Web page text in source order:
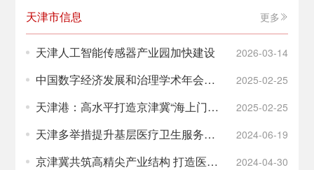
天津市信息 更多
天津人工智能传感器产业园加快建设 2026-03-14
中国数字经济发展和治理学术年会在
2025-02-25
天津港：高水平打造京津冀“海上门
2025-02-25
天津多举措提升基层医疗卫生服务能
2024-06-19
京津冀共筑高精尖产业结构 打造医药
2024-04-30